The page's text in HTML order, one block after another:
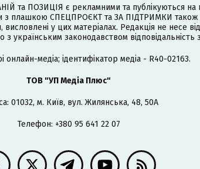
та ПОЗИЦІЯ є рекламними та публікуються на
з плашкою СПЕЦПРОЄКТ та ЗА ПІДТРИМКИ
у цих матеріалах. Редакція не несе
українським законодавством
онлайн-медіа; ідентифікатор медіа - R40-02163.
ТОВ "УП Медіа Плюс"
01032, м. Київ, вул. Жилянська, 48, 50А
Телефон: +380 95 641 22 07